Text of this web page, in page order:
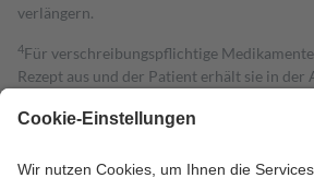
verlängern.
4Für verschreibungspflichtige
Rezept aus und der Patient erhält sie in der
Kosten dafür, der Versicherte trägt einen
Grundsätzlich leisten Mitglieder